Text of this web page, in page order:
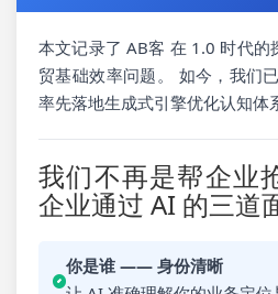
本文记录了 AB客 在 1.0 时代的
贸基础效率问题。 如今，我们
率先落地生成式引擎优化认知体
我们不再是帮企业
企业通过 AI 的三道
你是谁 —— 身份清晰